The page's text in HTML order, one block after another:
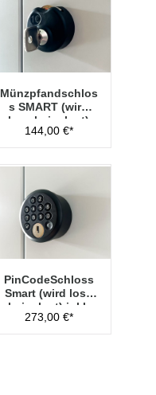
Münzpfandschlos
s SMART (wird
lose beigelegt)
144,00 €*
PinCodeSchloss
Smart (wird lose
beigelegt) inkl.
Managementschl
üssel
273,00 €*